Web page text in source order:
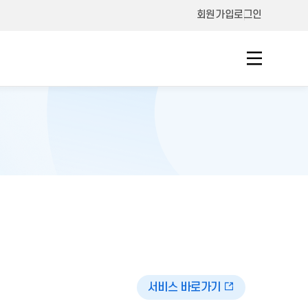
회원가입로그인
서비스 바로가기